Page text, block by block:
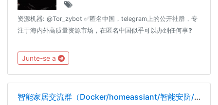
资源机器: @Tor_zybot ✅匿名中国，telegram上的公开社群，专
注于海内外高质量资源市场，在匿名中国似乎可以办到任何事❓
Junte-se a
智能家居交流群（Docker/homeassiant/智能安防/自动化/Google）